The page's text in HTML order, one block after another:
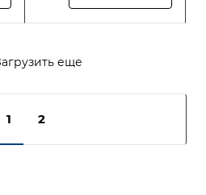
еще
1 2